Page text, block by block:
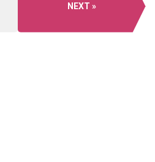
NEXT